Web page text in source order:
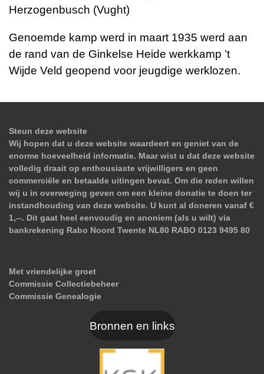
Herzogenbusch (Vught)
Genoemde kamp werd in maart 1935 werd aan
de rand van de Ginkelse Heide werkkamp ’t
Wijde Veld geopend voor jeugdige werklozen.
Steun deze website
Wij hopen dat u deze website waardeert en geniet van de
enorme hoeveelheid informatie. Maar wist u dat deze website
volledig draait op enthousiaste vrijwilligers en geen
commerciële en betaalde uitingen bevat. Om die reden willen
wij u in overweging geven om een kleine donatie te doen ter
instandhouding van deze website. U kunt al doneren vanaf €
1,--. Dit gaat heel eenvoudig en anoniem (als u wilt) via
bankrekening Rabo Noord Twente NL80 RABO 0123 9495 80
Met vriendelijke groet
Commissie Collectiebeheer
Commissie Genealogie
Bronnen en links